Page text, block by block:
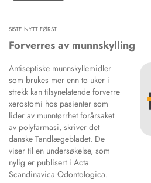
ANNONSERING
FOR FORFATTERE
SISTE NYTT FØRST
Forverres av munnskylling
Antiseptiske munnskyllemidler
som brukes mer enn to uker i
strekk kan tilsynelatende forverre
xerostomi hos pasienter som
lider av munntørrhet forårsaket
av polyfarmasi, skriver det
danske Tandlægebladet. De
viser til en undersøkelse, som
nylig er publisert i Acta
Scandinavica Odontologica.